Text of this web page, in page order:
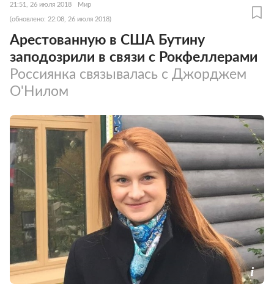
21:51, 26 июля 2018 Мир
(обновлено: 22:08, 26 июля 2018)
Арестованную в США Бутину
заподозрили в связи с Рокфеллерами
Россиянка связывалась с Джорджем
О'Нилом